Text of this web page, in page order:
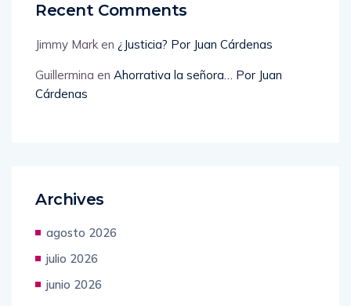
Recent Comments
Jimmy Mark en ¿Justicia? Por Juan Cárdenas
Guillermina en Ahorrativa la señora… Por Juan
Cárdenas
Archives
agosto 2026
julio 2026
junio 2026